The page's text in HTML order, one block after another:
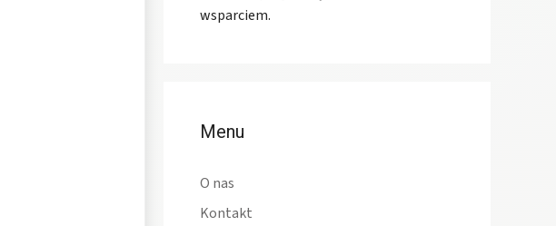
wsparciem.
Menu
O nas
Kontakt